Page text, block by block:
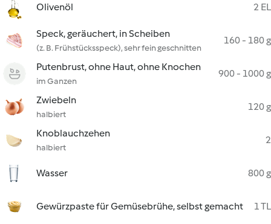
Olivenöl 2 EL
Speck, geräuchert, in Scheiben
(z. B. Frühstücksspeck), sehr fein geschnitten
160 - 180 g
Putenbrust, ohne Haut, ohne Knochen
im Ganzen
900 - 1000 g
Zwiebeln
halbiert
120 g
Knoblauchzehen
halbiert
2
Wasser 800 g
Gewürzpaste für Gemüsebrühe, selbst gemacht
1 TL